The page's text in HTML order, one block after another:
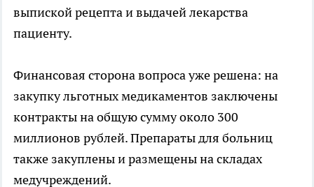
выпиской рецепта и выдачей лекарства
пациенту.
Финансовая сторона вопроса уже решена: на
закупку льготных медикаментов заключены
контракты на общую сумму около 300
миллионов рублей. Препараты для больниц
также закуплены и размещены на складах
медучреждений.